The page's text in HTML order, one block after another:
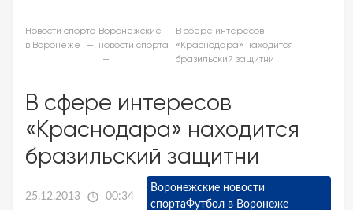
Новости спорта
в Воронеже
Воронежские
новости спорта
В сфере интересов
«Краснодара» находится
бразильский защитни
В сфере интересов
«Краснодара» находится
бразильский защитни
25.12.2013 00:34
Воронежские новости
спортаФутбол в Воронеже